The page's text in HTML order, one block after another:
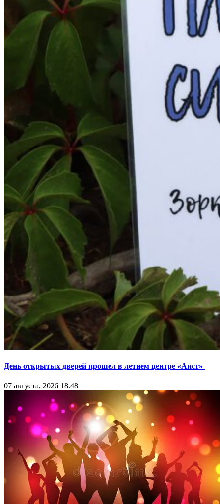
День открытых дверей прошел в летнем центре «Аист»
07 августа, 2026 18:48